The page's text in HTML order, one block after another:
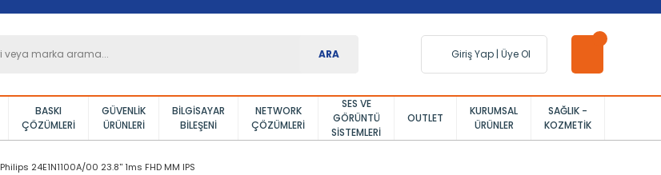
ARA Giriş Yap | Üye Ol
BASKI
ÇÖZÜMLERI
GÜVENLIK
ÜRÜNLERI
BILGISAYAR
BILEŞENI
NETWORK
ÇÖZÜMLERI
SES VE
GÖRÜNTÜ
SISTEMLERI
OUTLET
KURUMSAL
ÜRÜNLER
SAĞLIK -
KOZMETIK
Philips 24E1N1100A/00 23.8'' 1ms FHD MM IPS